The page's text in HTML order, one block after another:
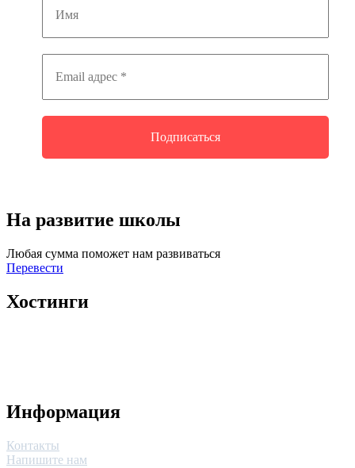
На развитие школы
Любая сумма поможет нам развиваться
Перевести
Хостинги
Информация
Контакты
Напишите нам